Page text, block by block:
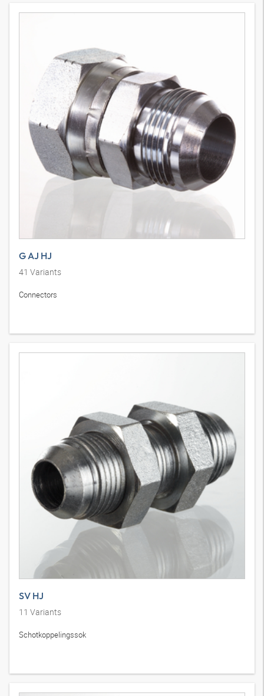
G AJ HJ
41 Variants
Connectors
SV HJ
11 Variants
Schotkoppelingssok